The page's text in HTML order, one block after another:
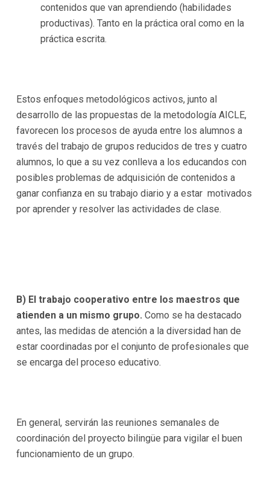
contenidos que van aprendiendo (habilidades
productivas). Tanto en la práctica oral como en la
práctica escrita.
Estos enfoques metodológicos activos, junto al
desarrollo de las propuestas de la metodología AICLE,
favorecen los procesos de ayuda entre los alumnos a
través del trabajo de grupos reducidos de tres y cuatro
alumnos, lo que a su vez conlleva a los educandos con
posibles problemas de adquisición de contenidos a
ganar confianza en su trabajo diario y a estar motivados
por aprender y resolver las actividades de clase.
B) El trabajo cooperativo entre los maestros que
atienden a un mismo grupo. Como se ha destacado
antes, las medidas de atención a la diversidad han de
estar coordinadas por el conjunto de profesionales que
se encarga del proceso educativo.
En general, servirán las reuniones semanales de
coordinación del proyecto bilingüe para vigilar el buen
funcionamiento de un grupo.